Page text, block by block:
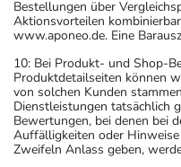
Bestellungen über
Aktionsvorteilen
www.aponeo.de. Eine
10: Bei Produkt- und Shop-
Produktdetailseiten können
von solchen Kunden
Dienstleistungen tatsächlich
Bewertungen, bei denen bei
Auffälligkeiten oder
Zweifeln Anlass geben,